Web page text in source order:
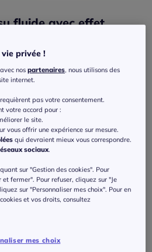
fluide avec effet
4.3 /5-
taille
Guide des tailles
privée !
nospartenaires, nous utilisons des
internet.
pas votre consentement.
votre accord pour :
le site.
vous offrir une expérience sur mesure.
qui devraient mieux vous correspondre.
sociaux.
sur "Gestion des cookies". Pour
fermer". Pour refuser, cliquez sur "Je
sur "Personnaliser mes choix". Pour en
et vos droits, consultez
mes choix